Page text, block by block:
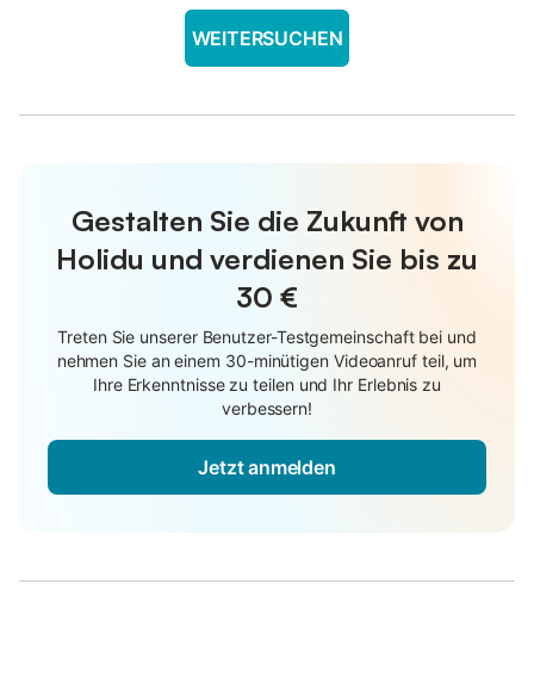
WEITERSUCHEN
Gestalten Sie die Zukunft von
Holidu und verdienen Sie bis zu
30 €
Treten Sie unserer Benutzer-Testgemeinschaft bei und
nehmen Sie an einem 30-minütigen Videoanruf teil, um
Ihre Erkenntnisse zu teilen und Ihr Erlebnis zu
verbessern!
Jetzt anmelden